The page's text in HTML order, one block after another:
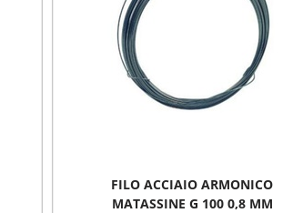
FILO ACCIAIO ARMONICO
MATASSINE G 100 0,8 MM